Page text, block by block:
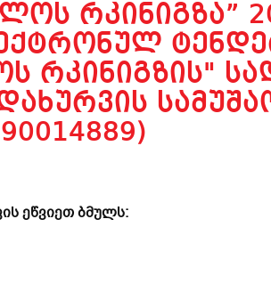
ᲠᲙᲘᲜᲘᲒᲖᲐ”
ᲠᲙᲘᲜᲘᲒᲖᲘᲡ"
ეწვიეთ ბმულს: